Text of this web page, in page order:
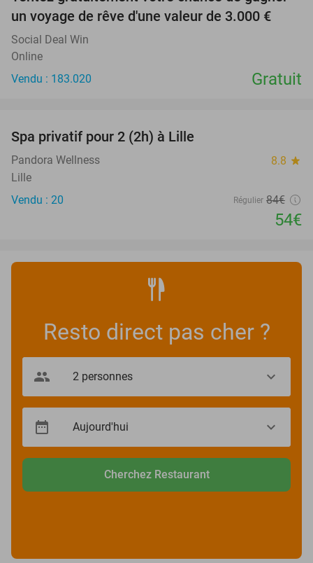
un voyage de rêve d'une valeur de 3.000 €
Social Deal Win
Online
Vendu : 183.020
Gratuit
Spa privatif pour 2 (2h) à Lille
Pandora Wellness 8.8 star
Lille
Vendu : 20
Régulier 84€
54€
Resto direct pas cher ?
Cherchez Restaurant